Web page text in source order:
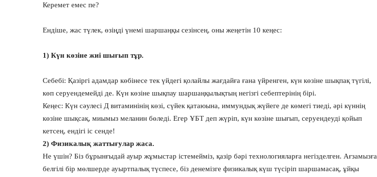
Керемет емес пе?
Ендіше, жас түлек, өзіңді үнемі шаршаңқы сезінсең, оны жеңетін 10 кеңес:
1) Күн көзіне жиі шығып тұр.
Себебі: Қазіргі адамдар көбінесе тек үйдегі қолайлы жағдайға ғана үйренген, күн көзіне шықпақ түгілі,
көп серуендемейді де. Күн көзіне шықпау шаршаңқылықтың негізгі себептерінің бірі.
Кеңес: Күн сәулесі Д витаминінің көзі, сүйек қатаюына, иммундық жүйеге де көмегі тиеді, әрі күннің
көзіне шықсақ, миымыз меланин бөледі. Егер ҰБТ деп жүріп, күн көзіне шығып, серуендеуді қойып
кетсең, ендігі іс сенде!
2) Физикалық жаттығулар жаса.
Не үшін? Біз бұрынғыдай ауыр жұмыстар істемейміз, қазір бәрі технологияларға негізделген. Ағзамызға
белгілі бір мөлшерде ауыртпалық түспесе, біз денемізге физикалық күш түсіріп шаршамасақ, ұйқы